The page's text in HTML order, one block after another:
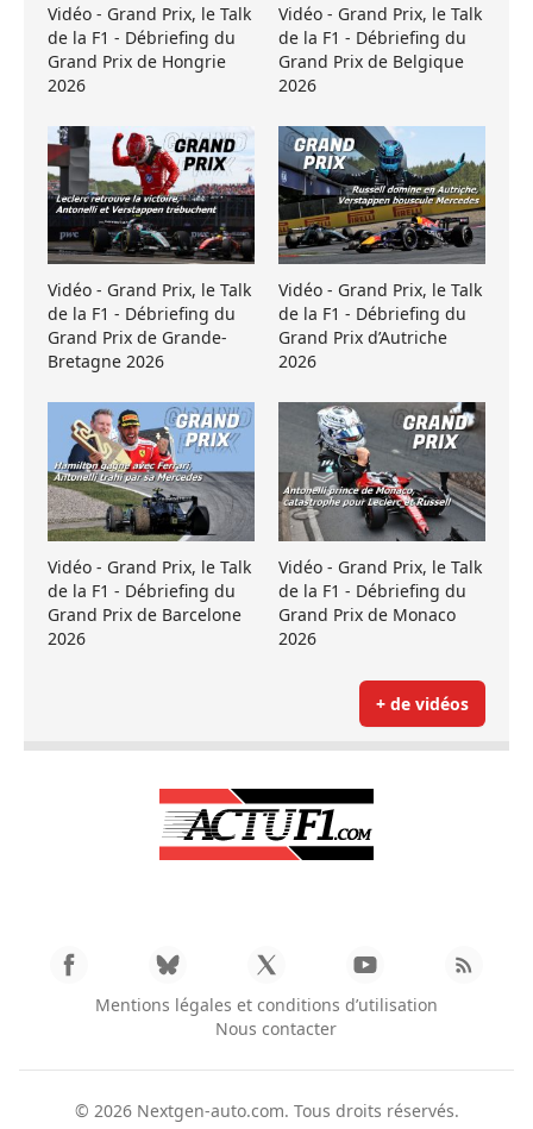
Vidéo - Grand Prix, le Talk
de la F1 - Débriefing du
Grand Prix de Hongrie
2026
Vidéo - Grand Prix, le Talk
de la F1 - Débriefing du
Grand Prix de Belgique
2026
Vidéo - Grand Prix, le Talk
de la F1 - Débriefing du
Grand Prix de Grande-
Bretagne 2026
Vidéo - Grand Prix, le Talk
de la F1 - Débriefing du
Grand Prix d’Autriche
2026
Vidéo - Grand Prix, le Talk
de la F1 - Débriefing du
Grand Prix de Barcelone
2026
Vidéo - Grand Prix, le Talk
de la F1 - Débriefing du
Grand Prix de Monaco
2026
+ de vidéos
Mentions légales et conditions d’utilisation
Nous contacter
© 2026 Nextgen-auto.com. Tous droits réservés.